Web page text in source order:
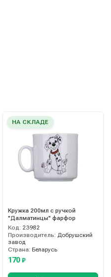
НА СКЛАДЕ
Кружка 200мл с ручкой
"Далматинцы" фарфор
Код: 23982
Производитель: Добрушский
завод
Страна: Беларусь
170 ₽